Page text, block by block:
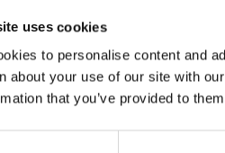
uses cookies
to personalise content and
about your use of our site with
that you’ve provided to